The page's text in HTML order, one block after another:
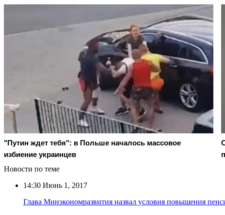
"Путин ждет тебя": в Польше началось массовое
избиение украинцев
Новости по теме
14:30 Июнь 1, 2017
Глава Минэкономразвития назвал условия повышения